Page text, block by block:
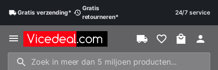
Gratisverzending*
Gratis
retourneren*
24/7 service